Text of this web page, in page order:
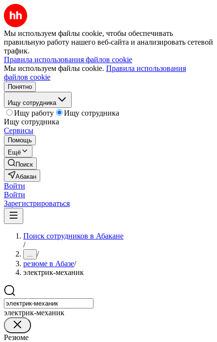
Мы используем файлы cookie, чтобы обеспечивать
правильную работу нашего веб-сайта и анализировать сетевой
трафик.
Правила использования файлов cookie
Мы используем файлы cookie. Правила использования
файлов cookie
Понятно
Ищу сотрудника
Ищу работу
Ищу сотрудника
Ищу сотрудника
Сервисы
Помощь
Ещё
Поиск
Абакан
Войти
Войти
Зарегистрироваться
Поиск сотрудников в Абакане
/
... /
резюме в Абазе/
электрик-механик
электрик-механик
Резюме